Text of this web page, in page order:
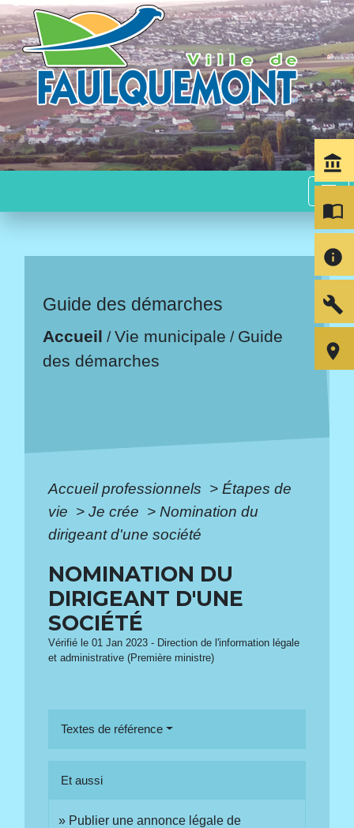
menu
Guide des démarches
Accueil /Vie municipale / Guide
des démarches
Accueil professionnels > Étapes de
vie > Je crée > Nomination du
dirigeant d'une société
NOMINATION DU
DIRIGEANT D'UNE
SOCIÉTÉ
Vérifié le 01 Jan 2023 - Direction de l'information légale
et administrative (Première ministre)
Textes de référence
Et aussi
Publier une annonce légale de
account_balance
import_contacts
info
build
room